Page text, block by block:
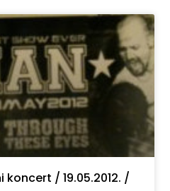
/ 19.05.2012. /